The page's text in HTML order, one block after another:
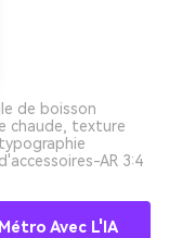
de boisson
chaude, texture
AR 3:4
Avec L'IA